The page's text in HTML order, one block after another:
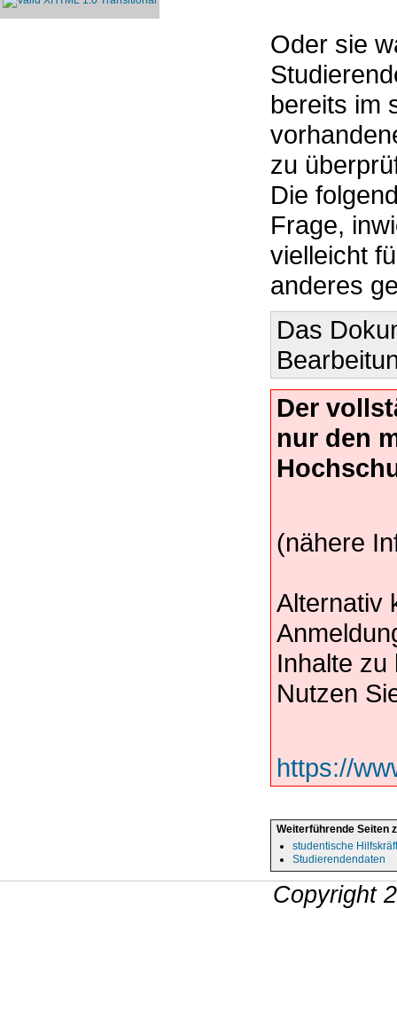
Oder sie
bereits im
zu
Die
Frage,
vielleicht
anderes
Das
Der
nur den
(nähere
Alternativ
Inhalte zu
Nutzen
https://
Weiterführende Seiten
studentische
Studierendendaten
Copyright